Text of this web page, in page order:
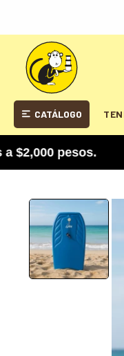
CATÁLOGO
pesos. •